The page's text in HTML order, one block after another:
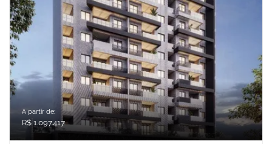
A partir de:
R$ 1.097.417